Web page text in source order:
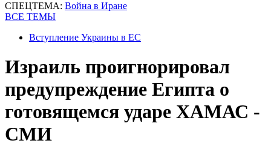
СПЕЦТЕМА: Война в Иране
ВСЕ ТЕМЫ
Вступление Украины в ЕС
Израиль проигнорировал
предупреждение Египта о
готовящемся ударе ХАМАС -
СМИ